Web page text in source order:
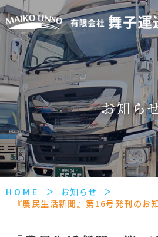
お知ら
HOME
お知らせ
『農民生活新聞』第16号発刊のお